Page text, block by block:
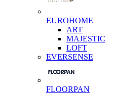
EUROHOME
ART
MAJESTIC
LOFT
EVERSENSE
FLOORPAN